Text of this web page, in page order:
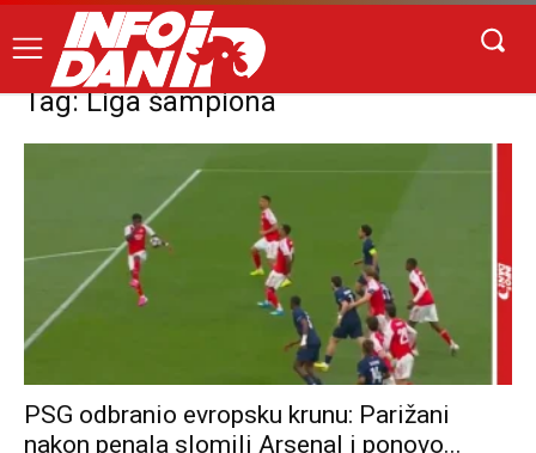
Tag: Liga šampiona
PSG odbranio evropsku krunu: Parižani
nakon penala slomili Arsenal i ponovo...